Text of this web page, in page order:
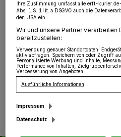
aus Wevelinghoven: „Seit
füttere ich diesen Kater in
Unterstraße beziehungsweise
der Eiche’ in der Nähe der
uns Katharina Derichs.
12.08.2015 , 15:31 Uhr Eine
Ihre Zustimmung umfasst alle erft-
Abs. 1 S. 1 lit. a DSGVO auch die
den USA ein.
Wir und unsere Partner verarbeiten
bereitzustellen:
Verwendung genauer Standortdaten.
aktiv abfragen. Speichern von oder Zugriff
Personalisierte Werbung und Inhalte,
Performance von Inhalten,
Verbesserung von Angeboten.
Ausführliche Informationen
Impressum
Datenschutz